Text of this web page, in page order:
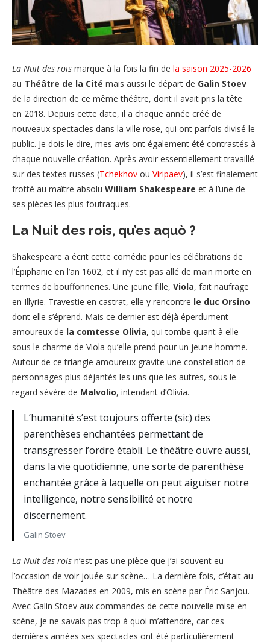
La Nuit des rois marque à la fois la fin de la saison 2025-2026
au Théâtre de la Cité mais aussi le départ de Galin Stoev
de la direction de ce même théâtre, dont il avait pris la tête
en 2018. Depuis cette date, il a chaque année créé de
nouveaux spectacles dans la ville rose, qui ont parfois divisé le
public. Je dois le dire, mes avis ont également été contrastés à
chaque nouvelle création. Après avoir essentiellement travaillé
sur des textes russes (Tchekhov ou Viripaev), il s’est finalement
frotté au maître absolu William Shakespeare et à l’une de
ses pièces les plus foutraques.
La Nuit des rois, qu’es aquò ?
Shakespeare a écrit cette comédie pour les célébrations de
l’Épiphanie en l’an 1602, et il n’y est pas allé de main morte en
termes de bouffonneries. Une jeune fille, Viola, fait naufrage
en Illyrie. Travestie en castrat, elle y rencontre le duc Orsino
dont elle s’éprend. Mais ce dernier est déjà éperdument
amoureux de la comtesse Olivia, qui tombe quant à elle
sous le charme de Viola qu’elle prend pour un jeune homme.
Autour de ce triangle amoureux gravite une constellation de
personnages plus déjantés les uns que les autres, sous le
regard sévère de Malvolio, intendant d’Olivia.
L’humanité s’est toujours offerte (sic) des
parenthèses enchantées permettant de
transgresser l’ordre établi. Le théâtre ouvre aussi,
dans la vie quotidienne, une sorte de parenthèse
enchantée grâce à laquelle on peut aiguiser notre
intelligence, notre sensibilité et notre
discernement.
Galin Stoev
La Nuit des rois n’est pas une pièce que j’ai souvent eu
l’occasion de voir jouée sur scène… La dernière fois, c’était au
Théâtre des Mazades en 2009, mis en scène par Éric Sanjou.
Avec Galin Stoev aux commandes de cette nouvelle mise en
scène, je ne savais pas trop à quoi m’attendre, car ces
dernières années ses spectacles ont été particulièrement